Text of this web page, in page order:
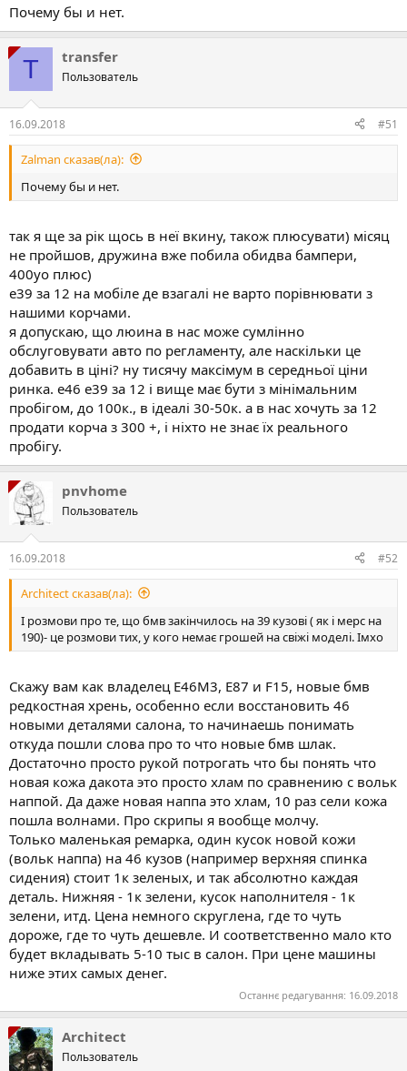
Почему бы и нет.
T transfer
Пользователь
16.09.2018 #51
Zalman сказав(ла):
Почему бы и нет.
так я ще за рік щось в неї вкину, також плюсувати) місяц
не пройшов, дружина вже побила обидва бампери,
400уо плюс)
е39 за 12 на мобіле де взагалі не варто порівнювати з
нашими корчами.
я допускаю, що люина в нас може сумлінно
обслуговувати авто по регламенту, але наскільки це
добавить в ціні? ну тисячу максімум в середньої ціни
ринка. е46 е39 за 12 і вище має бути з мінімальним
пробігом, до 100к., в ідеалі 30-50к. а в нас хочуть за 12
продати корча з 300 +, і ніхто не знає їх реального
пробігу.
pnvhome
Пользователь
16.09.2018 #52
Architect сказав(ла):
І розмови про те, що бмв закінчилось на 39 кузові ( як і мерс на
190)- це розмови тих, у кого немає грошей на свіжі моделі. Імхо
Скажу вам как владелец Е46М3, Е87 и F15, новые бмв
редкостная хрень, особенно если восстановить 46
новыми деталями салона, то начинаешь понимать
откуда пошли слова про то что новые бмв шлак.
Достаточно просто рукой потрогать что бы понять что
новая кожа дакота это просто хлам по сравнению с вольк
наппой. Да даже новая наппа это хлам, 10 раз сели кожа
пошла волнами. Про скрипы я вообще молчу.
Только маленькая ремарка, один кусок новой кожи
(вольк наппа) на 46 кузов (например верхняя спинка
сидения) стоит 1к зеленых, и так абсолютно каждая
деталь. Нижняя - 1к зелени, кусок наполнителя - 1к
зелени, итд. Цена немного скруглена, где то чуть
дороже, где то чуть дешевле. И соответственно мало кто
будет вкладывать 5-10 тыс в салон. При цене машины
ниже этих самых денег.
Останнє редагування: 16.09.2018
Architect
Пользователь